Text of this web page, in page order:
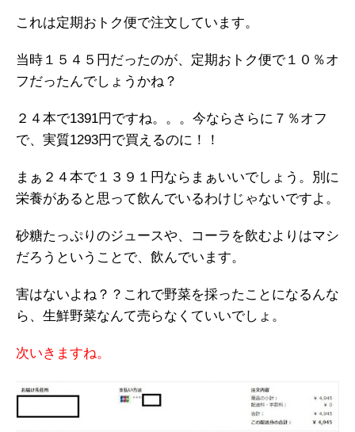
これは定期おトク便で注文しています。
当時１５４５円だったのが、定期おトク便で１０％オ
フだったんでしょうかね？
２４本で1391円ですね。。。今ならさらに７％オフ
で、実質1293円で買えるのに！！
まぁ２４本で１３９１円ならまぁいいでしょう。別に
栄養があると思って飲んでいるわけじゃないですよ。
砂糖たっぷりのジュースや、コーラを飲むよりはマシ
だろうということで、飲んでいます。
害はないよね？？これで野菜を採ったことになるんな
ら、生鮮野菜なんて売らなくていいでしょ。
次いきますね。